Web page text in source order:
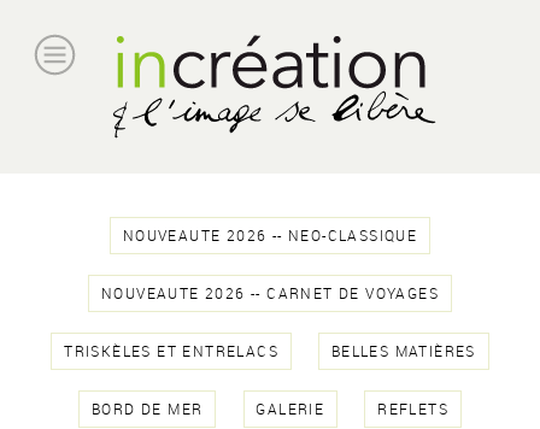
NOUVEAUTE 2026 -- NEO-CLASSIQUE
NOUVEAUTE 2026 -- CARNET DE VOYAGES
TRISKÈLES ET ENTRELACS BELLES MATIÈRES
BORD DE MER GALERIE REFLETS